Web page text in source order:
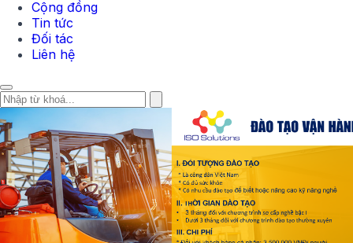
Cộng đồng
Tin tức
Đối tác
Liên hệ